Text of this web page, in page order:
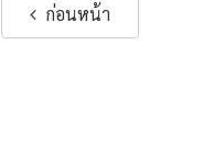
ก่อนหน้า